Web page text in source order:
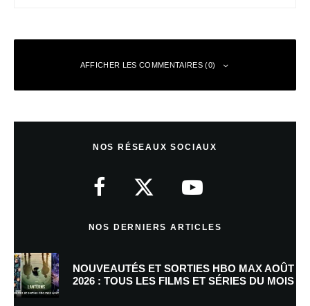
AFFICHER LES COMMENTAIRES (0)
NOS RÉSEAUX SOCIAUX
NOS DERNIERS ARTICLES
NOUVEAUTÉS ET SORTIES HBO MAX AOÛT
2026 : TOUS LES FILMS ET SÉRIES DU MOIS